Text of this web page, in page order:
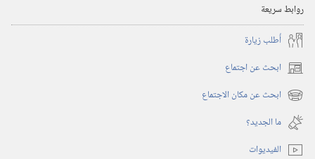
روابط سريعة
أُطلب زيارة
ابحث عن اجتماع (يفتح
نافذة ابحث عن مكان الاجتماع (يفتح
نافذة
جديدة)
ما الجديد؟‏
الفيديوات